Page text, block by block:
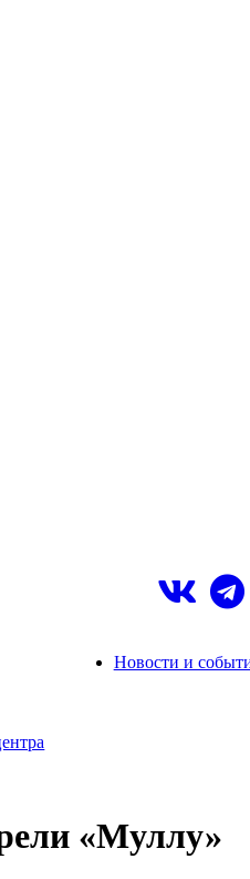
Новости и
«Муллу»